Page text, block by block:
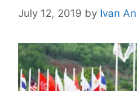
July 12, 2019 by Ivan